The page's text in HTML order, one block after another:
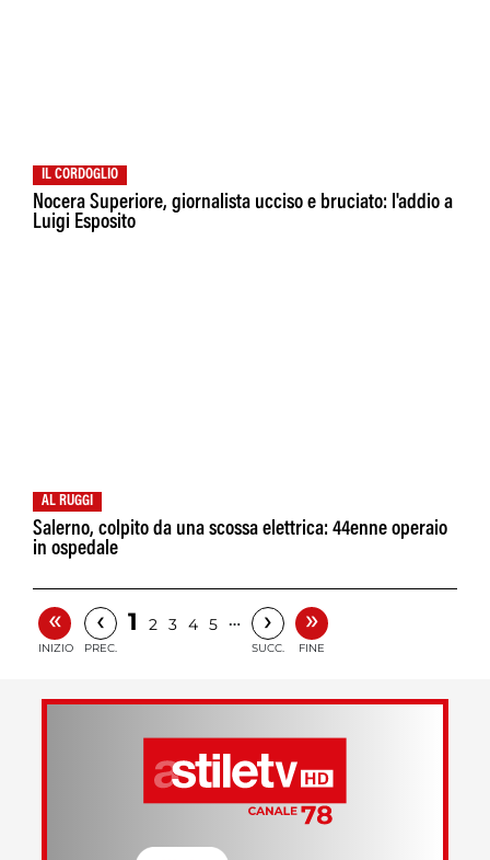
IL CORDOGLIO
Nocera Superiore, giornalista ucciso e bruciato: l'addio a
Luigi Esposito
AL RUGGI
Salerno, colpito da una scossa elettrica: 44enne operaio
in ospedale
«
INIZIO
‹
PREC.
1 2 3 4 5 … ›
SUCC.
»
FINE